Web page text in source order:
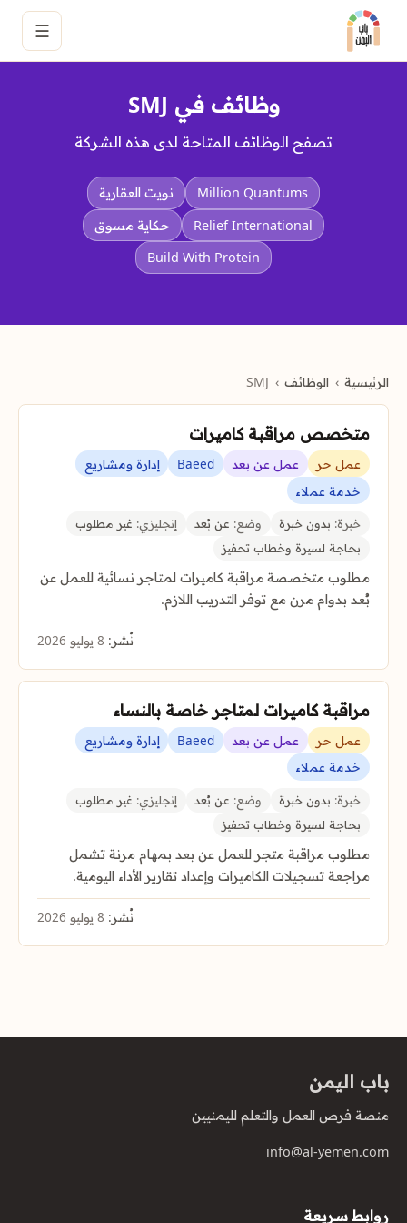
☰
وظائف في SMJ
تصفح الوظائف المتاحة لدى هذه الشركة
Million Quantums
نويت العقارية
Relief International
حكاية مسوق
Build With Protein
الرئيسية الوظائف SMJ
متخصص مراقبة كاميرات
عمل حر عمل عن بعد Baeed
إدارة ومشاريع
خدمة عملاء
خبرة: بدون خبرة وضع: عن بُعد إنجليزي: غير مطلوب
بحاجة لسيرة وخطاب تحفيز
مطلوب متخصصة مراقبة كاميرات لمتاجر نسائية للعمل عن
بُعد بدوام مرن مع توفر التدريب اللازم.
نُشر:
مراقبة كاميرات لمتاجر خاصة بالنساء
عمل حر عمل عن بعد Baeed
إدارة ومشاريع
خدمة عملاء
خبرة: بدون خبرة وضع: عن بُعد إنجليزي: غير مطلوب
بحاجة لسيرة وخطاب تحفيز
مطلوب مراقبة متجر للعمل عن بعد بمهام مرنة تشمل
مراجعة تسجيلات الكاميرات وإعداد تقارير الأداء اليومية.
نُشر:
باب اليمن
منصة فرص العمل والتعلم لليمنيين
info@al-yemen.com
روابط سريعة